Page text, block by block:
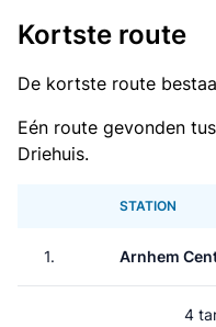
Kortste route
De kortste route
Eén route gevonden
Driehuis.
STATION
1. Arnhem
4